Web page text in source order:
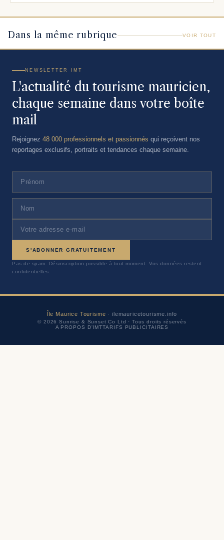
Dans la même rubrique VOIR TOUT
NEWSLETTER IMT
L'actualité du tourisme mauricien,
chaque semaine dans votre boîte
mail
Rejoignez 48 000 professionnels et passionnés qui reçoivent nos
reportages exclusifs, portraits et tendances chaque semaine.
S'ABONNER GRATUITEMENT
Pas de spam. Désinscription possible à tout moment. Vos données restent
confidentielles.
Île Maurice Tourisme · ilemauricetourisme.info
© 2026 Sunrise & Sunset Co Ltd · Tous droits réservés
A PROPOS D'IMTTARIFS PUBLICITAIRES